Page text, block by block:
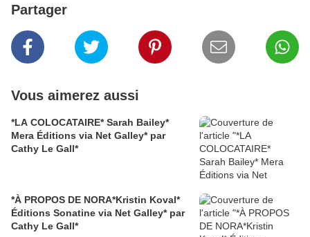
Partager
Vous aimerez aussi
*LA COLOCATAIRE* Sarah Bailey*
Mera Éditions via Net Galley* par
Cathy Le Gall*
*À PROPOS DE NORA*Kristin Koval*
Éditions Sonatine via Net Galley* par
Cathy Le Gall*